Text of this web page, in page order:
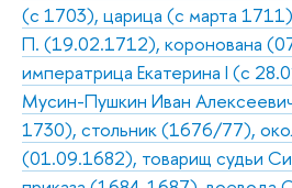
(с 1703), царица (с марта
П. (19.02.1712), коронована
императрица Екатерина I (с
Мусин-Пушкин Иван
1730), стольник (1676/77),
(01.09.1682), товарищ судьи